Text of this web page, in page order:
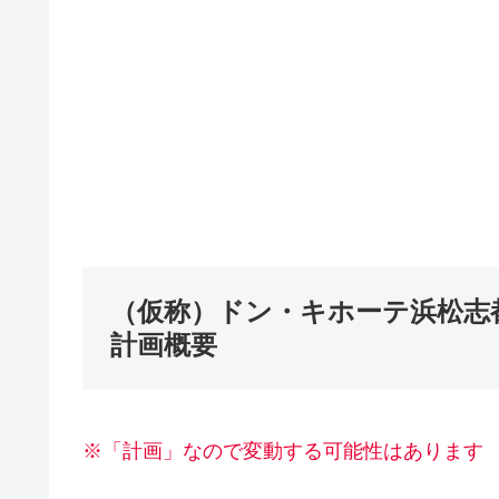
（仮称）ドン・キホーテ浜松志
計画概要
※「計画」なので変動する可能性はあります